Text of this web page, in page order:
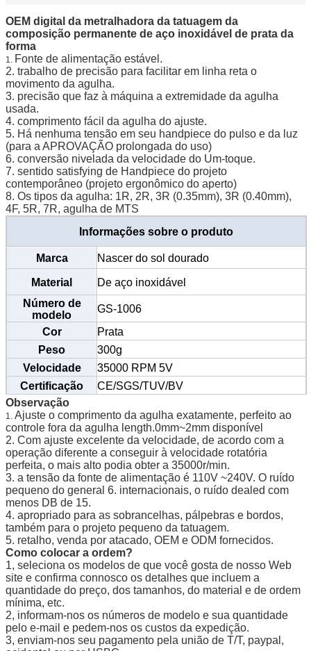
OEM digital da metralhadora da tatuagem da
composição permanente de aço inoxidável de prata da
forma
1. Fonte de alimentação estável.
2. trabalho de precisão para facilitar em linha reta o
movimento da agulha.
3. precisão que faz à máquina a extremidade da agulha
usada.
4. comprimento fácil da agulha do ajuste.
5. Há nenhuma tensão em seu handpiece do pulso e da luz
(para a APROVAÇÃO prolongada do uso)
6. conversão nivelada da velocidade do Um-toque.
7. sentido satisfying de Handpiece do projeto
contemporâneo (projeto ergonômico do aperto)
8. Os tipos da agulha: 1R, 2R, 3R (0.35mm), 3R (0.40mm),
4F, 5R, 7R, agulha de MTS
Informações sobre o produto
Marca Nascer do sol dourado
Material
De aço inoxidável
Número de
modelo
GS-1006
Cor
Prata
Peso
300g
Velocidade
35000 RPM 5V
Certificação
CE/SGS/TUV/BV
Tamanho
MOQ
20 penas
Especificação
da agulha
0.35-0.4mm
Tamanho da
agulha
1R 3R 5R 7R 5F 7F
Uso
Sobrancelha, lápis de olho, bordo,
Observação
1. Ajuste o comprimento da agulha exatamente, perfeito ao
controle fora da agulha length.0mm~2mm disponível
2. Com ajuste excelente da velocidade, de acordo com a
operação diferente a conseguir à velocidade rotatória
perfeita, o mais alto podia obter a 35000r/min.
3. a tensão da fonte de alimentação é 110V ~240V. O ruído
pequeno do general 6. internacionais, o ruído dealed com
menos DB de 15.
4. apropriado para as sobrancelhas, pálpebras e bordos,
também para o projeto pequeno da tatuagem.
5. retalho, venda por atacado, OEM e ODM fornecidos.
Como colocar a ordem?
1, seleciona os modelos de que você gosta de nosso Web
site e confirma connosco os detalhes que incluem a
quantidade do preço, dos tamanhos, do material e de ordem
mínima, etc.
2, informam-nos os números de modelo e sua quantidade
pelo e-mail e pedem-nos os custos da expedição.
3, enviam-nos seu pagamento pela união de T/T, paypal,